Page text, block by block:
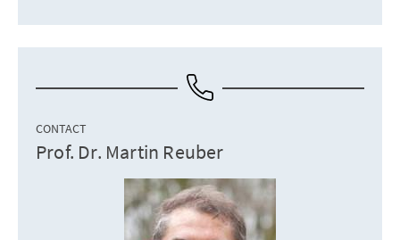
CONTACT
Prof. Dr. Martin Reuber